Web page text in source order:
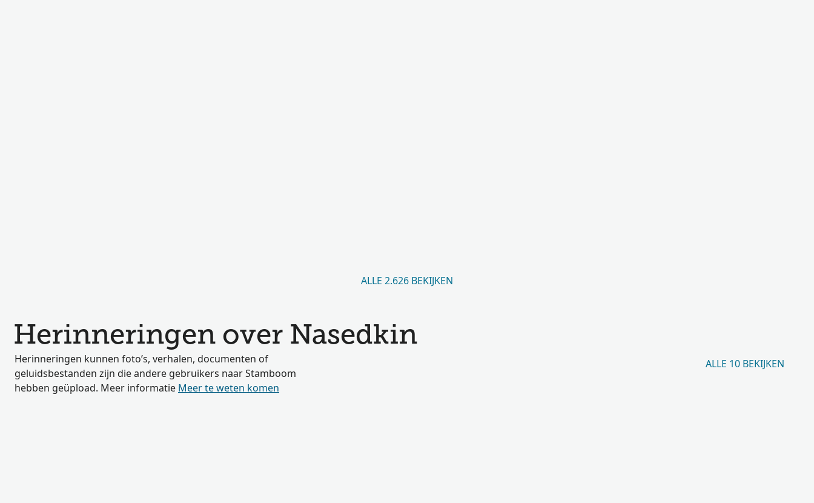
ALLE 2.626 BEKIJKEN
Herinneringen over Nasedkin
Herinneringen kunnen foto’s, verhalen, documenten of
geluidsbestanden zijn die andere gebruikers naar Stamboom
hebben geüpload. Meer informatie Meer te weten komen
ALLE 10 BEKIJKEN